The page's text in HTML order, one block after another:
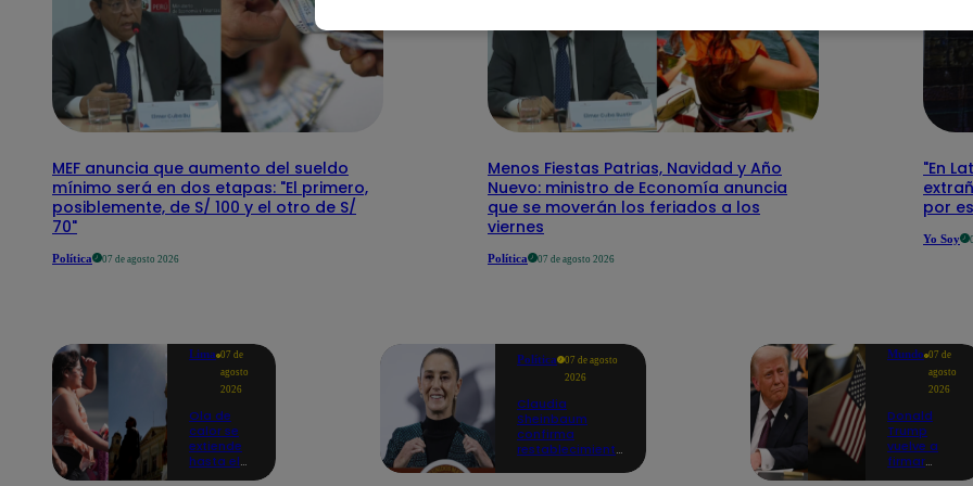
MEF anuncia que aumento del sueldo
mínimo será en dos etapas: "El primero,
posiblemente, de S/ 100 y el otro de S/
70"
Política 07 de agosto 2026
Menos Fiestas Patrias, Navidad y Año
Nuevo: ministro de Economía anuncia
que se moverán los feriados a los
viernes
Política 07 de agosto 2026
"En
por
Yo Soy
Lima 07 de
agosto
2026
Ola de
calor se
extiende
hasta el
Política
07 de agosto
2026
Claudia
Sheinbaum
confirma
restablecimiento
Mundo 07 de
agosto
2026
Donald
Trump
vuelve a
firmar